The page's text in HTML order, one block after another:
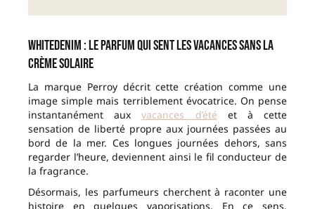
WhiteDenim : le parfum qui sent les vacances sans la
crème solaire
La marque Perroy décrit cette création comme une
image simple mais terriblement évocatrice. On pense
instantanément auxvacances d’été et à cette
sensation de liberté propre aux journées passées au
bord de la mer. Ces longues journées dehors, sans
regarder l’heure, deviennent ainsi le fil conducteur de
la fragrance.
Désormais, les parfumeurs cherchent à raconter une
histoire en quelques vaporisations. En ce sens,